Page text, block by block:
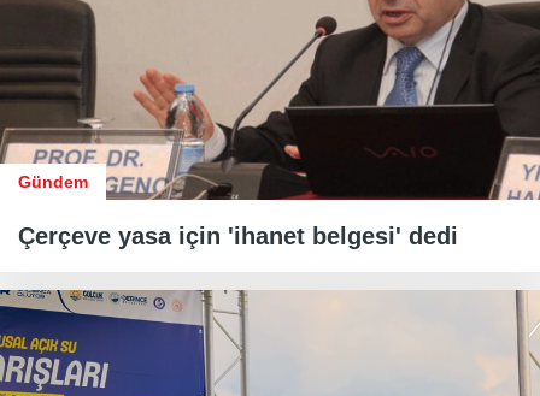
Gündem
Çerçeve yasa için 'ihanet belgesi' dedi